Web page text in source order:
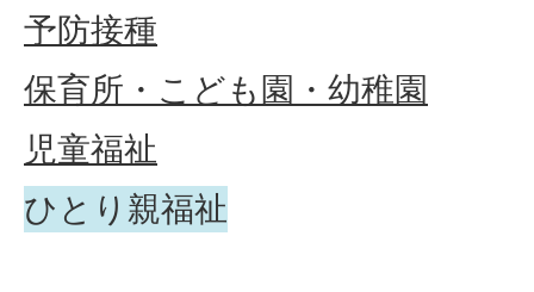
予防接種
保育所・こども園・幼稚園
児童福祉
ひとり親福祉